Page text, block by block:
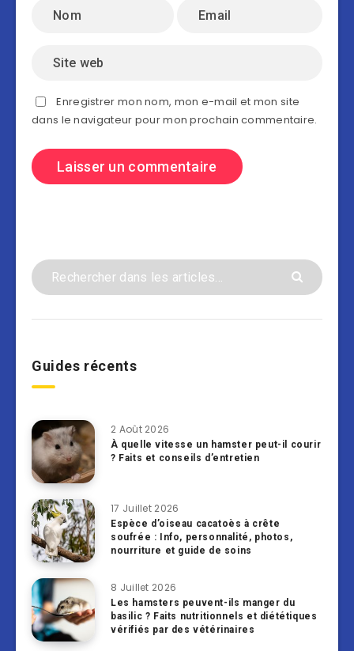
Enregistrer mon nom, mon e-mail et mon site
dans le navigateur pour mon prochain commentaire.
Guides récents
2 Août 2026
À quelle vitesse un hamster peut-il courir
? Faits et conseils d’entretien
17 Juillet 2026
Espèce d’oiseau cacatoès à crête
soufrée : Info, personnalité, photos,
nourriture et guide de soins
8 Juillet 2026
Les hamsters peuvent-ils manger du
basilic ? Faits nutritionnels et diététiques
vérifiés par des vétérinaires